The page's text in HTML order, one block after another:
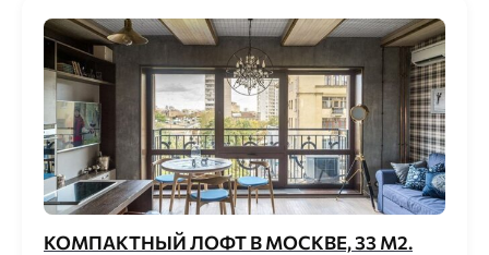
КОМПАКТНЫЙ ЛОФТ В МОСКВЕ, 33 М2.